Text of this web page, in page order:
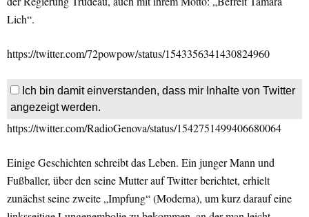
Lich“.
https://twitter.com/72powpow/status/1543356341430824960
Ich bin damit einverstanden, dass mir Inhalte von Twitter
angezeigt werden.
https://twitter.com/RadioGenova/status/1542751499406680064
Einige Geschichten schreibt das Leben. Ein junger Mann und
Fußballer, über den seine Mutter auf Twitter berichtet, erhielt
zunächst seine zweite „Impfung“ (Moderna), um kurz darauf eine